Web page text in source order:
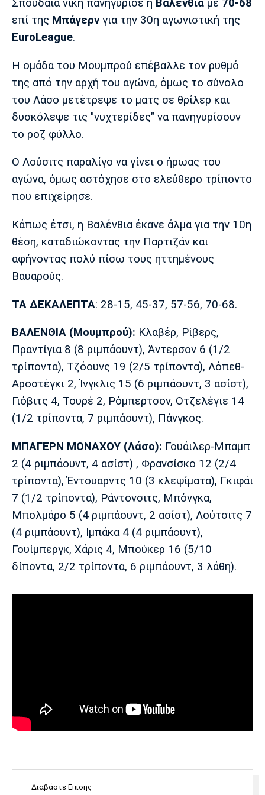
Πολιτισμός
Τραγούδια
Cine Spot
Running
Media
Πρόγραμμα TV
Μπαρτσελόνα
Μάντσεστερ
Ίντερ Μίλαν Μπάγερν
Μπορούσια
Ντόρτμουντ
Παρί Σεν
Ζερμέν
Μαρσέιγ
Μονακό
Ερυθρός
Αστέρας
Τότεναμ
Πόρτο Μπενφίκα
Σπουδαία νίκη πανηγύρισε η Βαλένθια με 70-68
επί της Μπάγερνγια την 30η αγωνιστική της
EuroLeague.
Η ομάδα του Μουμπρού επέβαλλε τον ρυθμό
της από την αρχή του αγώνα, όμως το σύνολο
του Λάσο μετέτρεψε το ματς σε θρίλερ και
δυσκόλεψε τις "νυχτερίδες" να πανηγυρίσουν
το ροζ φύλλο.
Ο Λούσιτς παραλίγο να γίνει ο ήρωας του
αγώνα, όμως αστόχησε στο ελεύθερο τρίποντο
που επιχείρησε.
Κάπως έτσι, η Βαλένθια έκανε άλμα για την 10η
θέση, καταδιώκοντας την Παρτιζάν και
αφήνοντας πολύ πίσω τους ηττημένους
Βαυαρούς.
ΤΑ ΔΕΚΑΛΕΠΤΑ: 28-15, 45-37, 57-56, 70-68.
ΒΑΛΕΝΘΙΑ (Μουμπρού): Κλαβέρ, Ρίβερς,
Πραντίγια 8 (8 ριμπάουντ), Άντερσον 6 (1/2
τρίποντα), Τζόουνς 19 (2/5 τρίποντα), Λόπεθ-
Αροστέγκι 2, Ίνγκλις 15 (6 ριμπάουντ, 3 ασίστ),
Γιόβιτς 4, Τουρέ 2, Ρόμπερτσον, Οτζελέγιε 14
(1/2 τρίποντα, 7 ριμπάουντ), Πάνγκος.
ΜΠΑΓΕΡΝ ΜΟΝΑΧΟΥ (Λάσο): Γουάιλερ-Μπαμπ
2 (4 ριμπάουντ, 4 ασίστ) , Φρανσίσκο 12 (2/4
τρίποντα), Έντουαρντς 10 (3 κλεψίματα), Γκιφάι
7 (1/2 τρίποντα), Ράντονσιτς, Μπόνγκα,
Μπολμάρο 5 (4 ριμπάουντ, 2 ασίστ), Λούτσιτς 7
(4 ριμπάουντ), Ιμπάκα 4 (4 ριμπάουντ),
Γουίμπεργκ, Χάρις 4, Μπούκερ 16 (5/10
δίποντα, 2/2 τρίποντα, 6 ριμπάουντ, 3 λάθη).
Διαβάστε Επίσης